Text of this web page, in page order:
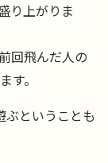
り上がりま
回飛んだ人の
す。
ぶということも